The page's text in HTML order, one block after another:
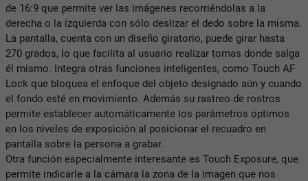
de 16:9 que permite ver las imágenes recorriéndolas a la
derecha o la izquierda con sólo deslizar el dedo sobre la misma.
La pantalla, cuenta con un diseño giratorio, puede girar hasta
270 grados, lo que facilita al usuario realizar tomas donde salga
él mismo. Integra otras funciones inteligentes, como Touch AF
Lock que bloquea el enfoque del objeto designado aún y cuando
el fondo esté en movimiento. Además su rastreo de rostros
permite establecer automáticamente los parámetros óptimos
en los niveles de exposición al posicionar el recuadro en
pantalla sobre la persona a grabar.
Otra función especialmente interesante es Touch Exposure, que
permite indicarle a la cámara la zona de la imagen que nos